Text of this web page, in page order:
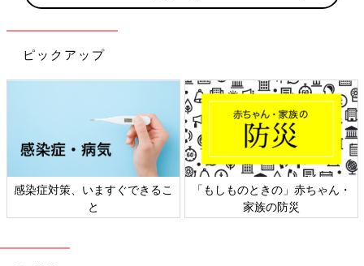
ピックアップ
感染症対策、いますぐできるこ
と
「もしものときの」赤ちゃん・
家族の防災